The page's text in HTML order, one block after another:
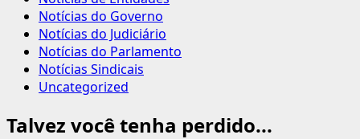
Notícias do Governo
Notícias do Judiciário
Notícias do Parlamento
Notícias Sindicais
Uncategorized
Talvez você tenha perdido...